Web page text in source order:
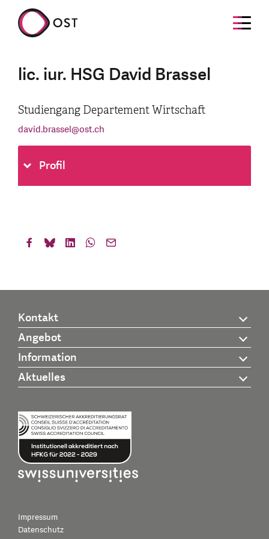
lic. iur. HSG David Brassel
Studiengang Departement Wirtschaft
david.brassel@ost.ch
Profil
Kontakt
Angebot
Information
Aktuelles
Impressum
Datenschutz